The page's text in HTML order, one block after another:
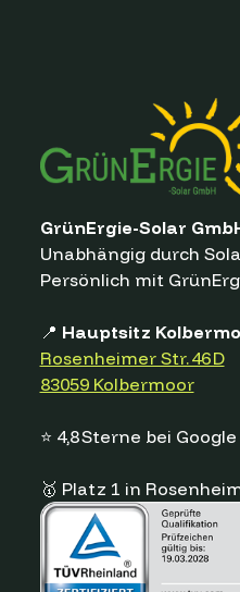
GrünErgie-Solar
Unabhängig durch
Persönlich mit
📍 Hauptsitz
Rosenheimer Str. 46 D
83059 Kolbermoor
⭐ 4,8 Sterne bei Google
🥇 Platz 1 in